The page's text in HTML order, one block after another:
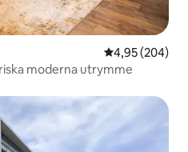
4,95 av 5 i
4,95 (204)
moderna utrymme